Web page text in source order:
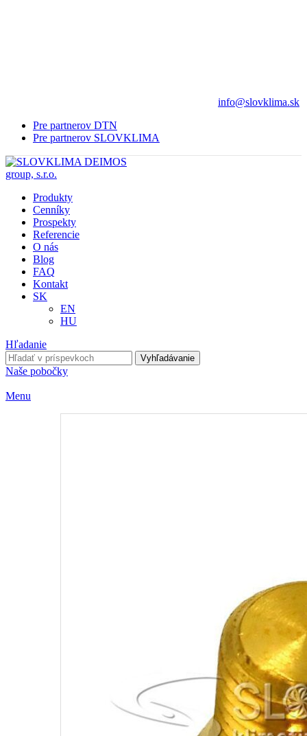
info@slovklima.sk
Pre partnerov DTN
Pre partnerov SLOVKLIMA
Produkty
Cenníky
Prospekty
Referencie
O nás
Blog
FAQ
Kontakt
SK
EN
HU
Hľadanie
Vyhľadávanie
Naše pobočky
Menu